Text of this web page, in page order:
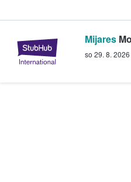
StubHub
Mijares
so 29. 8. 2026